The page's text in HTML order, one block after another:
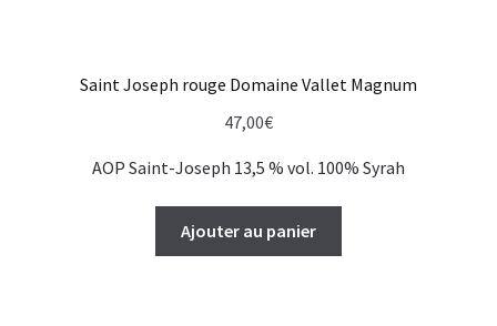
Saint Joseph rouge Domaine Vallet Magnum
47,00€
AOP Saint-Joseph 13,5 % vol. 100% Syrah
Ajouter au panier